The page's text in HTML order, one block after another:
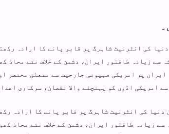
کی انٹرنیٹ شاہرگ پر قابو پانے کا ارادہ
سے زیادہ طاقتور ایران، دشمن کے خلاف نئے محاذ
ایران پر امریکی صہیونی جارحیت سے متعلق مختصر
امریکی اڈوں کو پہنچنے والا نقصان، سرکاری
دنیا کی انٹرنیٹ شاہرگ پر قابو پانے کا ارادہ
سے زیادہ طاقتور ایران، دشمن کے خلاف نئے محاذ